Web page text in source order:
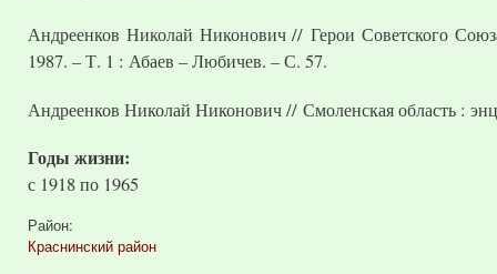
Андреенков Николай Никонович // Герои Советского
1987. – Т. 1 : Абаев – Любичев. – С. 57.
Андреенков Николай Никонович // Смоленская область :
Годы жизни:
с 1918по 1965
Район:
Краснинский район